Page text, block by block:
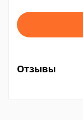
Отзывы